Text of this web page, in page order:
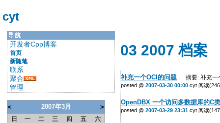
cyt
导航
开发者Cpp博客
首页
新随笔
联系
聚合
管理
< 2007年3月 >
日 一 二 三 四 五
六
03 2007 档案
补充一个OCI的问题 摘要: 补充一
posted @ 2007-03-30 00:00 cyt 阅读
OpenDBX 一个访问多数据库的C
posted @ 2007-03-29 23:31 cyt 阅读